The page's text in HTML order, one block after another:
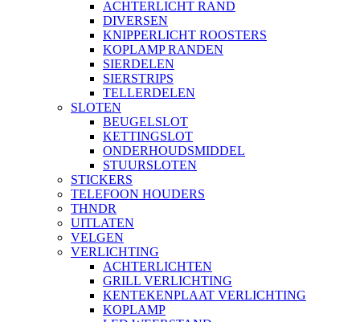
ACHTERLICHT RAND
DIVERSEN
KNIPPERLICHT ROOSTERS
KOPLAMP RANDEN
SIERDELEN
SIERSTRIPS
TELLERDELEN
SLOTEN
BEUGELSLOT
KETTINGSLOT
ONDERHOUDSMIDDEL
STUURSLOTEN
STICKERS
TELEFOON HOUDERS
THNDR
UITLATEN
VELGEN
VERLICHTING
ACHTERLICHTEN
GRILL VERLICHTING
KENTEKENPLAAT VERLICHTING
KOPLAMP